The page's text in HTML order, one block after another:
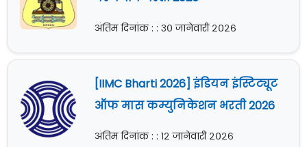
अंतिम दिनांक : : ३० जानेवारी २०२६
[IIMC Bharti 2026] इंडियन इंस्टिट्यूट
ऑफ मास कम्युनिकेशन भरती 2026
अंतिम दिनांक : : १२ जानेवारी २०२६